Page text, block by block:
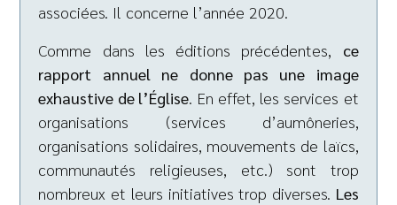
associées. Il concerne l’année 2020.
Comme dans les éditions précédentes, ce
rapport annuel ne donne pas une image
exhaustive de l’Église. En effet, les services et
organisations (services d’aumôneries,
organisations solidaires, mouvements de laïcs,
communautés religieuses, etc.) sont trop
nombreux et leurs initiatives trop diverses. Les